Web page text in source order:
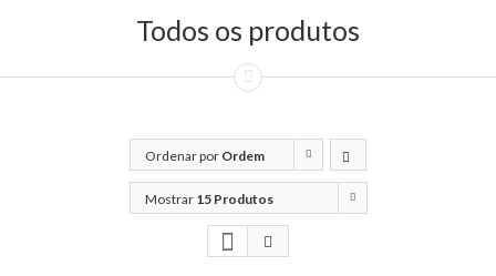
Todos os produtos
Ordenar por Ordem
predefinida
Mostrar 15 Produtos